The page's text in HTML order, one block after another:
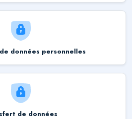
données personnelles
de données